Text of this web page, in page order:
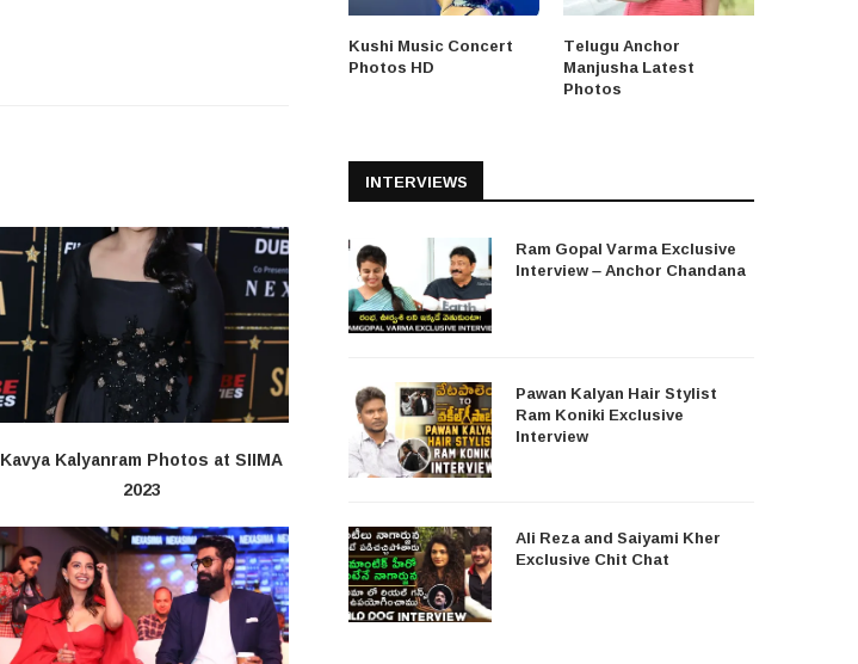
Kavya Kalyanram Photos at SIIMA
2023
Kushi Music Concert
Photos HD
Telugu Anchor
Manjusha Latest
Photos
INTERVIEWS
Ram Gopal Varma Exclusive
Interview – Anchor Chandana
Pawan Kalyan Hair Stylist
Ram Koniki Exclusive
Interview
Ali Reza and Saiyami Kher
Exclusive Chit Chat